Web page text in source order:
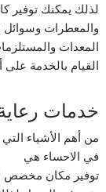
لذلك يمكنك توفير
والمعطرات وسوائل
المعدات
القيام بالخدمة
خدمات
من أهم الأشياء
في الاحساء هي
توفير مكان مخصص